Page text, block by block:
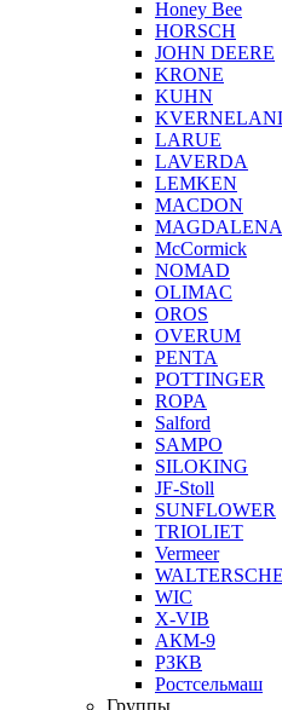
Honey Bee
HORSCH
JOHN DEERE
KRONE
KUHN
LARUE
LAVERDA
LEMKEN
MACDON
MAGDALENA
McCormick
NOMAD
OLIMAC
OROS
OVERUM
PENTA
POTTINGER
ROPA
Salford
SAMPO
SILOKING
JF-Stoll
SUNFLOWER
TRIOLIET
Vermeer
WIC
X-VIB
АКМ-9
РЗКВ
Ростсельмаш
Группы